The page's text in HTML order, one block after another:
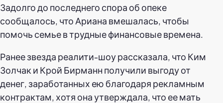
Задолго до последнего спора об опеке
сообщалось, что Ариана вмешалась, чтобы
помочь семье в трудные финансовые времена.
Ранее звезда реалити-шоу рассказала, что Ким
Золчак и Крой Бирманн получили выгоду от
денег, заработанных ею благодаря рекламным
контрактам, хотя она утверждала, что ее мать